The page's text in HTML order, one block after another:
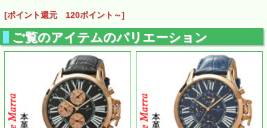
[ポイント還元 120ポイント～]
ご覧のアイテムのバリエーション